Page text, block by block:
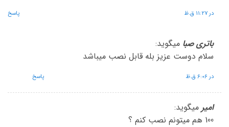
در 11:27 ق.ظ پاسخ
باتری صبا میگوید:
سلام دوست عزیز بله قابل نصب میباشد
در 6:06 ق.ظ پاسخ
امیر میگوید:
100 هم میتونم نصب کنم ؟